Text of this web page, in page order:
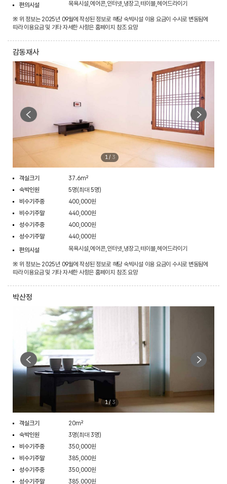
편의시설
목욕시설,에어콘,인터넷,냉장고,테이블,헤어드라이기
※ 위 정보는 2025년 09월에 작성된 정보로 해당 숙박시설 이용 요금이 수시로 변동됨에
따라 이용요금 및 기타 자세한 사항은 홈페이지 참조 요망
감동재사
1/ 3
객실크기
37.6m²
숙박인원
5명(최대 5명)
비수기주중
400,000원
비수기주말
440,000원
성수기주중
400,000원
성수기주말
440,000원
편의시설
목욕시설,에어콘,인터넷,냉장고,테이블,헤어드라이기
※ 위 정보는 2025년 09월에 작성된 정보로 해당 숙박시설 이용 요금이 수시로 변동됨에
따라 이용요금 및 기타 자세한 사항은 홈페이지 참조 요망
박산정
1/ 3
객실크기
20m²
숙박인원
3명(최대 3명)
비수기주중
350,000원
비수기주말
385,000원
성수기주중
350,000원
성수기주말
385,000원